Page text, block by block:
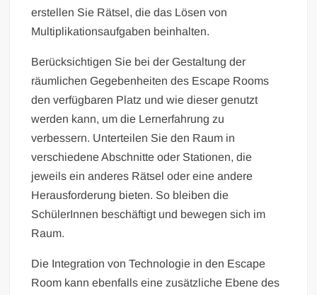
erstellen Sie Rätsel, die das Lösen von
Multiplikationsaufgaben beinhalten.
Berücksichtigen Sie bei der Gestaltung der
räumlichen Gegebenheiten des Escape Rooms
den verfügbaren Platz und wie dieser genutzt
werden kann, um die Lernerfahrung zu
verbessern. Unterteilen Sie den Raum in
verschiedene Abschnitte oder Stationen, die
jeweils ein anderes Rätsel oder eine andere
Herausforderung bieten. So bleiben die
SchülerInnen beschäftigt und bewegen sich im
Raum.
Die Integration von Technologie in den Escape
Room kann ebenfalls eine zusätzliche Ebene des